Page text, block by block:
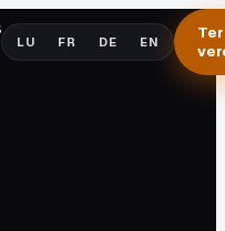
LU FR DE EN